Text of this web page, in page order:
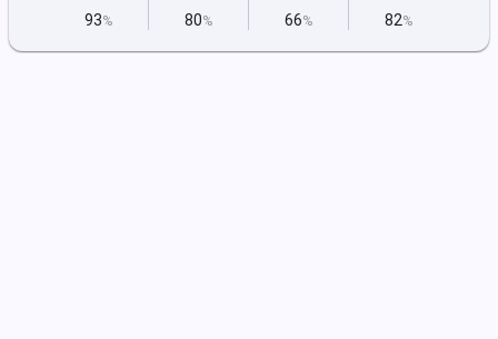
93% 80% 66% 82%